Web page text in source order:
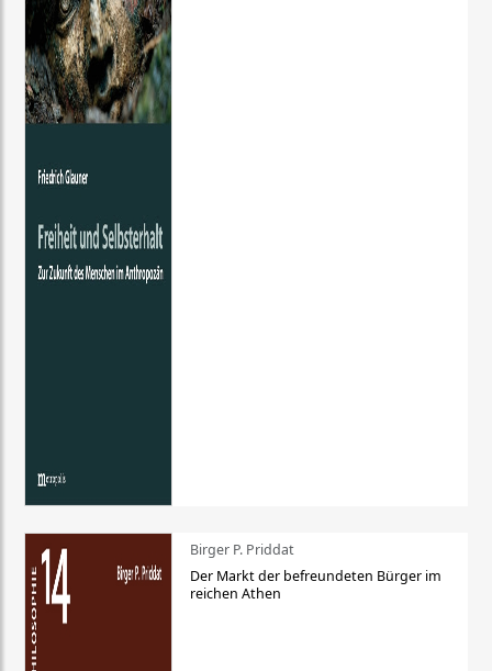
Birger P. Priddat
Der Markt der befreundeten Bürger im
reichen Athen